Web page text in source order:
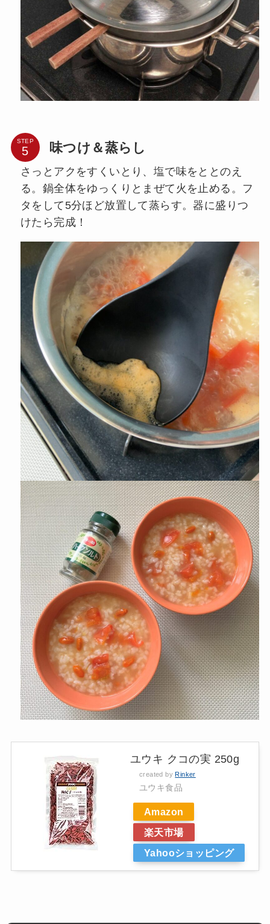
STEP 味つけ＆蒸らし
さっとアクをすくいとり、塩で味をととのえ
る。鍋全体をゆっくりとまぜて火を止める。フ
タをして5分ほど放置して蒸らす。器に盛りつ
けたら完成！
ユウキ クコの実 250g
created byRinker
ユウキ食品
Amazon
楽天市場
Yahooショッピング